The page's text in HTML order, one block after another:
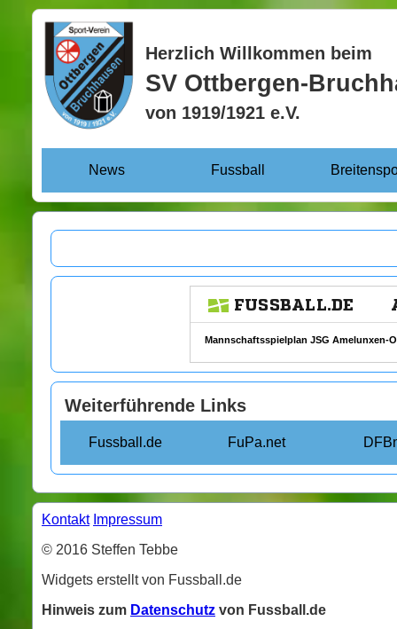
Herzlich Willkommen beim
SV Ottbergen-
von 1919/1921 e.V.
News Fussball
Weiterführende Links
Fussball.de FuPa.net
Kontakt Impressum
© 2016 Steffen Tebbe
Widgets erstellt von Fussball.de
Hinweis zum Datenschutz von Fussball.de